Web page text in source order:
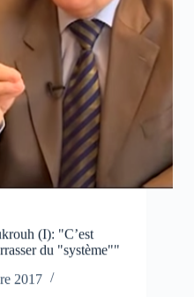
(I): "C’est
du "système""
2017